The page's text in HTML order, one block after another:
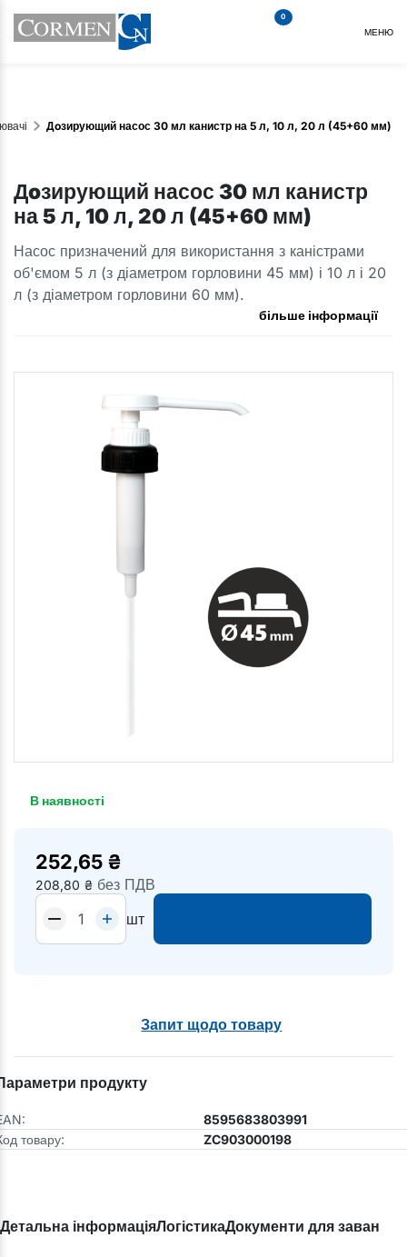
0
МЕНЮ
Дoзирующий насос 30 мл канистр на 5 л, 10 л, 20 л (45+60 мм)
Дoзирующий насос 30 мл канистр
на 5 л, 10 л, 20 л (45+60 мм)
Насос призначений для використання з каністрами
об'ємом 5 л (з діаметром горловини 45 мм) і 10 л і 20
л (з діаметром горловини 60 мм).
більше інформації
В наявності
252,65 ₴
208,80 ₴ без ПДВ
шт
Запит щодо товару
продукту
8595683803991
товару:
ZC903000198
Детальна інформаціяЛогістикаДокументи для